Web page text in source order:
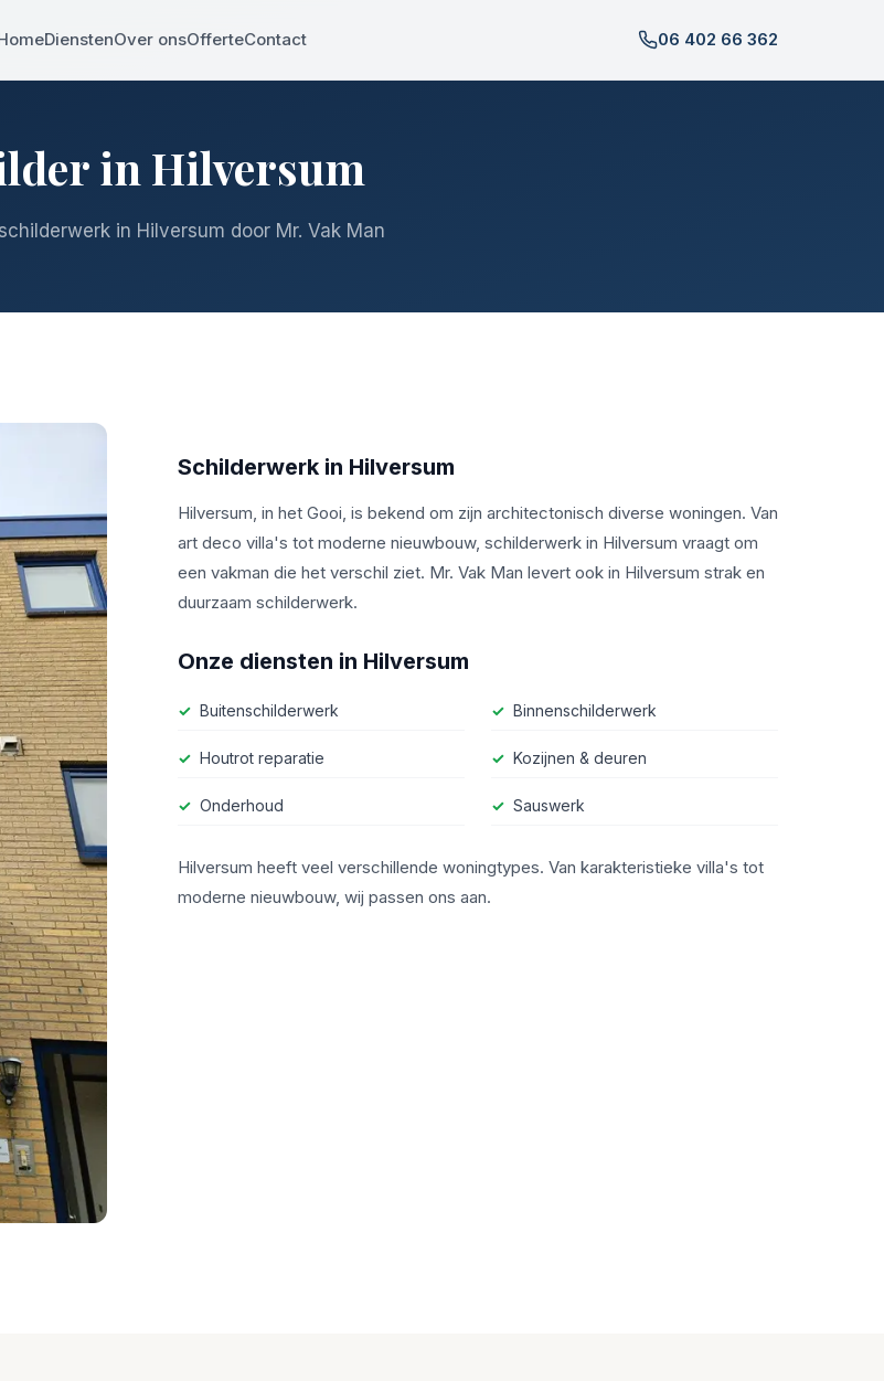
DienstenOver onsOfferteContact 06 402 66 362
in Hilversum
in Hilversum door Mr. Vak Man
Schilderwerk in Hilversum
Hilversum, in het Gooi, is bekend om zijn architectonisch diverse woningen. Van
art deco villa's tot moderne nieuwbouw, schilderwerk in Hilversum vraagt om
een vakman die het verschil ziet. Mr. Vak Man levert ook in Hilversum strak en
duurzaam schilderwerk.
Onze diensten in Hilversum
Buitenschilderwerk Binnenschilderwerk
Houtrot reparatie Kozijnen & deuren
Onderhoud Sauswerk
Hilversum heeft veel verschillende woningtypes. Van karakteristieke villa's tot
moderne nieuwbouw, wij passen ons aan.